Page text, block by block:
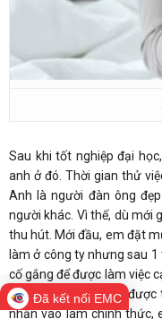
Sau khi tốt nghiệp đại
anh ở đó. Thời gian thử
Anh là người đàn ông
người khác. Vì thế, dù mới
thu hút. Mới đầu, em đặt
làm ở công ty nhưng sau
cố gắng để được làm việc
thời gian thử việc và được
nhận vào làm chính thức,
Đã kết nối EMC